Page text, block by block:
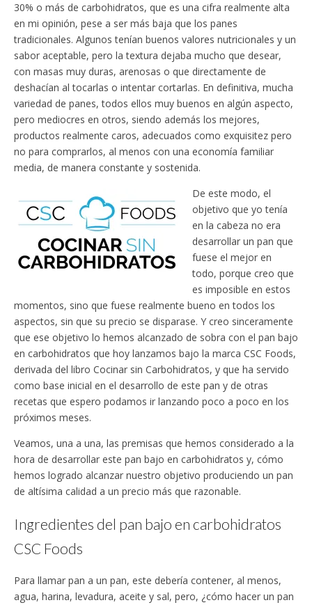
30% o más de carbohidratos, que es una cifra realmente alta
en mi opinión, pese a ser más baja que los panes
tradicionales. Algunos tenían buenos valores nutricionales y un
sabor aceptable, pero la textura dejaba mucho que desear,
con masas muy duras, arenosas o que directamente de
deshacían al tocarlas o intentar cortarlas. En definitiva, mucha
variedad de panes, todos ellos muy buenos en algún aspecto,
pero mediocres en otros, siendo además los mejores,
productos realmente caros, adecuados como exquisitez pero
no para comprarlos, al menos con una economía familiar
media, de manera constante y sostenida.
De este modo, el
objetivo que yo tenía
en la cabeza no era
desarrollar un pan que
fuese el mejor en
todo, porque creo que
es imposible en estos
momentos, sino que fuese realmente bueno en todos los
aspectos, sin que su precio se disparase. Y creo sinceramente
que ese objetivo lo hemos alcanzado de sobra con el pan bajo
en carbohidratos que hoy lanzamos bajo la marca CSC Foods,
derivada del libro Cocinar sin Carbohidratos, y que ha servido
como base inicial en el desarrollo de este pan y de otras
recetas que espero podamos ir lanzando poco a poco en los
próximos meses.
Veamos, una a una, las premisas que hemos considerado a la
hora de desarrollar este pan bajo en carbohidratos y, cómo
hemos logrado alcanzar nuestro objetivo produciendo un pan
de altísima calidad a un precio más que razonable.
Ingredientes del pan bajo en carbohidratos
CSC Foods
Para llamar pan a un pan, este debería contener, al menos,
agua, harina, levadura, aceite y sal, pero, ¿cómo hacer un pan